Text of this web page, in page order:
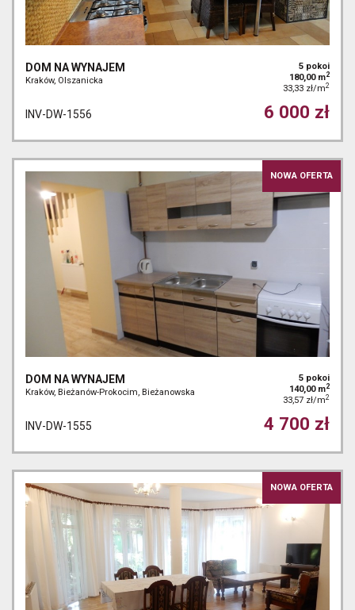
DOM NA WYNAJEM
Kraków, Olszanicka
5 pokoi
180,00 m2
33,33 zł/m2
INV-DW-1556 6 000 zł
NOWA OFERTA
DOM NA WYNAJEM
Kraków, Bieżanów-Prokocim, Bieżanowska
5 pokoi
140,00 m2
33,57 zł/m2
INV-DW-1555 4 700 zł
NOWA OFERTA